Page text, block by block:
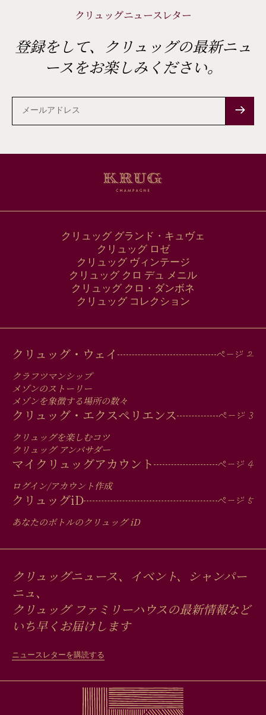
クリュッグニュースレター
登録をして、クリュッグの最新ニュ
ースをお楽しみください。
メ
ー
ル
ア
ド
クリュッグ グランド・キュヴェ
クリュッグ ロゼ
クリュッグ ヴィンテージ
クリュッグ クロ デュ メニル
クリュッグ クロ・ダンボネ
クリュッグ コレクション
MAIN
MEN
IN
FOOTER
クリュッグ・ウェイ
クラフツマンシップ
メゾンのストーリー
メゾンを象徴する場所の数々
クリュッグ・エクスペリエンス
クリュッグを楽しむコツ
クリュッグ アンバサダー
マイクリュッグアカウント
ログイン/アカウント作成
クリュッグiD
あなたのボトルのクリュッグiD
クリュッグニュース、イベント、シャンパー
ニュ、
クリュッグ ファミリーハウスの最新情報など
いち早くお届けします
ニュースレターを購読する